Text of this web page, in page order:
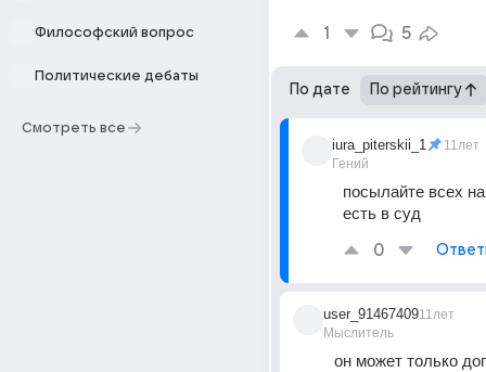
Философский вопрос
Политические дебаты
Смотреть все
1 5
По дате По рейтингу
iura_piterskii_1
Гений
11лет
посылайте всех
есть в суд
0
user_91467409
Мыслитель
11лет
он может только